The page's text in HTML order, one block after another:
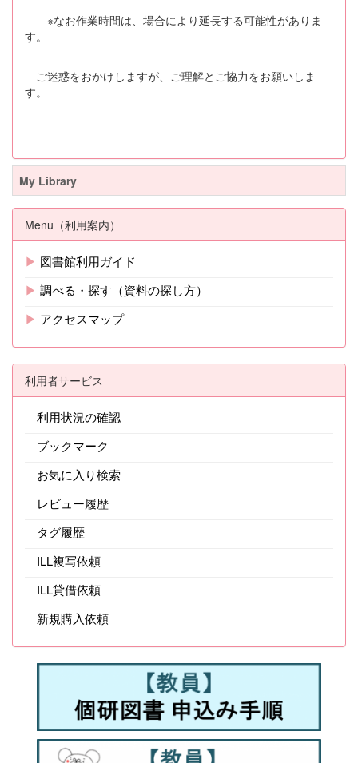
※なお作業時間は、場合により延長する可能性がありま
す。
ご迷惑をおかけしますが、ご理解とご協力をお願いしま
す。
My Library
Menu（利用案内）
▶ 図書館利用ガイド
▶ 調べる・探す（資料の探し方）
▶ アクセスマップ
利用者サービス
利用状況の確認
ブックマーク
お気に入り検索
レビュー履歴
タグ履歴
ILL複写依頼
ILL貸借依頼
新規購入依頼